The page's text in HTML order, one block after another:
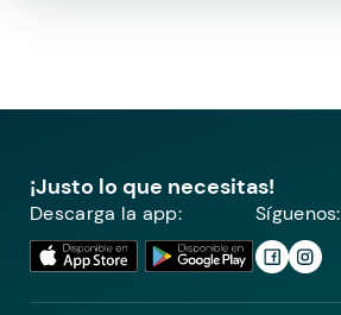
¡Justo lo que necesitas!
Descarga la app: Síguenos: